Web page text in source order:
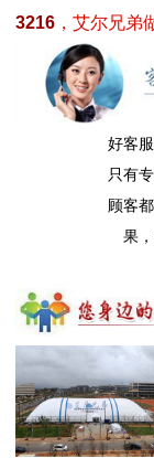
3216 ，艾尔兄弟
好客
只有
顾客
果